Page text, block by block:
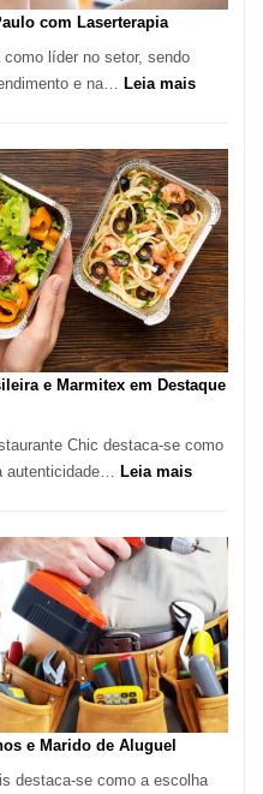
com Laserterapia
líder no setor, sendo
e na… Leia mais:
Feridas
em
São
Paulo
com
e Marmitex em Destaque
Chic destaca-se como
autenticidade… Leia mais:
Culinária
Brasileira
e
Marmitex
em
Destaque
em
Tatuí
e Marido de Aluguel
destaca-se como a escolha